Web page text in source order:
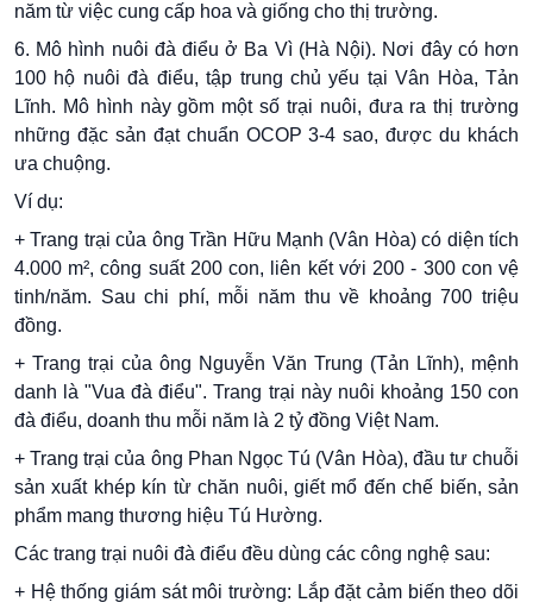
năm từ việc cung cấp hoa và giống cho thị trường.
6. Mô hình nuôi đà điểu ở Ba Vì (Hà Nội). Nơi đây có hơn
100 hộ nuôi đà điểu, tập trung chủ yếu tại Vân Hòa, Tản
Lĩnh. Mô hình này gồm một số trại nuôi, đưa ra thị trường
những đặc sản đạt chuẩn OCOP 3-4 sao, được du khách
ưa chuộng.
Ví dụ:
+ Trang trại của ông Trần Hữu Mạnh (Vân Hòa) có diện tích
4.000 m², công suất 200 con, liên kết với 200 - 300 con vệ
tinh/năm. Sau chi phí, mỗi năm thu về khoảng 700 triệu
đồng.
+ Trang trại của ông Nguyễn Văn Trung (Tản Lĩnh), mệnh
danh là "Vua đà điểu". Trang trại này nuôi khoảng 150 con
đà điểu, doanh thu mỗi năm là 2 tỷ đồng Việt Nam.
+ Trang trại của ông Phan Ngọc Tú (Vân Hòa), đầu tư chuỗi
sản xuất khép kín từ chăn nuôi, giết mổ đến chế biến, sản
phẩm mang thương hiệu Tú Hường.
Các trang trại nuôi đà điểu đều dùng các công nghệ sau:
+ Hệ thống giám sát môi trường: Lắp đặt cảm biến theo dõi